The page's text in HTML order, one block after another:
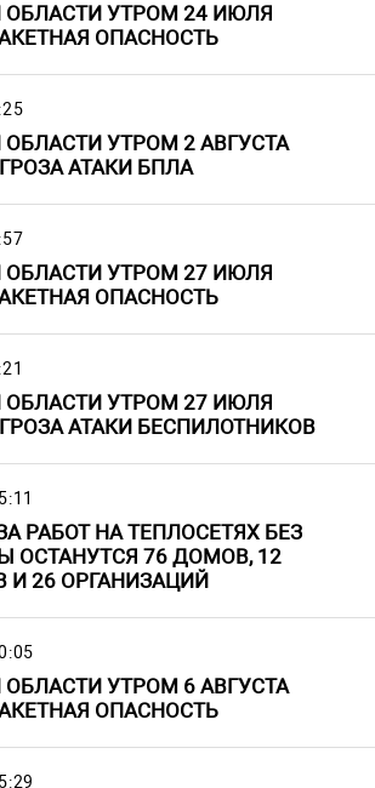
УТРОМ 24 ИЮЛЯ
ОПАСНОСТЬ
УТРОМ 2 АВГУСТА
АТАКИ БПЛА
УТРОМ 27 ИЮЛЯ
ОПАСНОСТЬ
УТРОМ 27 ИЮЛЯ
АТАКИ БЕСПИЛОТНИКОВ
РАБОТ НА ТЕПЛОСЕТЯХ БЕЗ
ОСТАНУТСЯ 76 ДОМОВ, 12
И 26 ОРГАНИЗАЦИЙ
УТРОМ 6 АВГУСТА
ОПАСНОСТЬ